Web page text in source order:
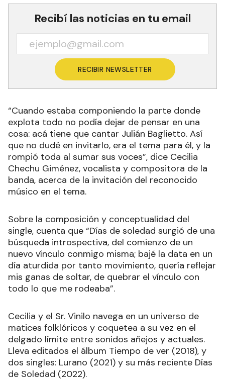
Recibí las noticias en tu email
RECIBIR NEWSLETTER
“Cuando estaba componiendo la parte donde
explota todo no podía dejar de pensar en una
cosa: acá tiene que cantar Julián Baglietto. Así
que no dudé en invitarlo, era el tema para él, y la
rompió toda al sumar sus voces”, dice Cecilia
Chechu Giménez, vocalista y compositora de la
banda, acerca de la invitación del reconocido
músico en el tema.
Sobre la composición y conceptualidad del
single, cuenta que “Días de soledad surgió de una
búsqueda introspectiva, del comienzo de un
nuevo vínculo conmigo misma; bajé la data en un
día aturdida por tanto movimiento, quería reflejar
mis ganas de soltar, de quebrar el vínculo con
todo lo que me rodeaba”.
Cecilia y el Sr. Vinilo navega en un universo de
matices folklóricos y coquetea a su vez en el
delgado límite entre sonidos añejos y actuales.
Lleva editados el álbum Tiempo de ver (2018), y
dos singles: Lurano (2021) y su más reciente Días
de Soledad (2022).